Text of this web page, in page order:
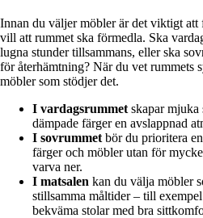
Innan du väljer möbler är det viktigt
vill att rummet ska förmedla. Ska
lugna stunder tillsammans, eller ska
för återhämtning? När du vet rummets
möbler som stödjer det.
I vardagsrummet skapar mjuka
dämpade färger en avslappnad
I sovrummet bör du prioritera
färger och möbler utan för
varva ner.
I matsalen kan du välja möbler
stillsamma måltider – till
bekväma stolar med bra